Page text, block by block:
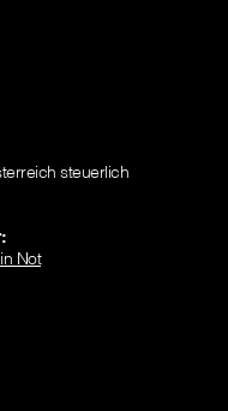
steuerlich
Not